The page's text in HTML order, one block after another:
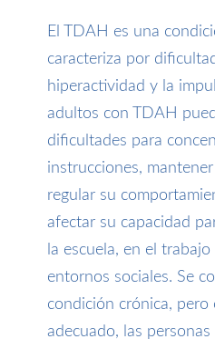
El TDAH es una
caracteriza por
hiperactividad y la
adultos con TDAH
dificultades para
instrucciones,
regular su
afectar su capacidad
la escuela, en el
entornos sociales. Se
condición crónica,
adecuado, las